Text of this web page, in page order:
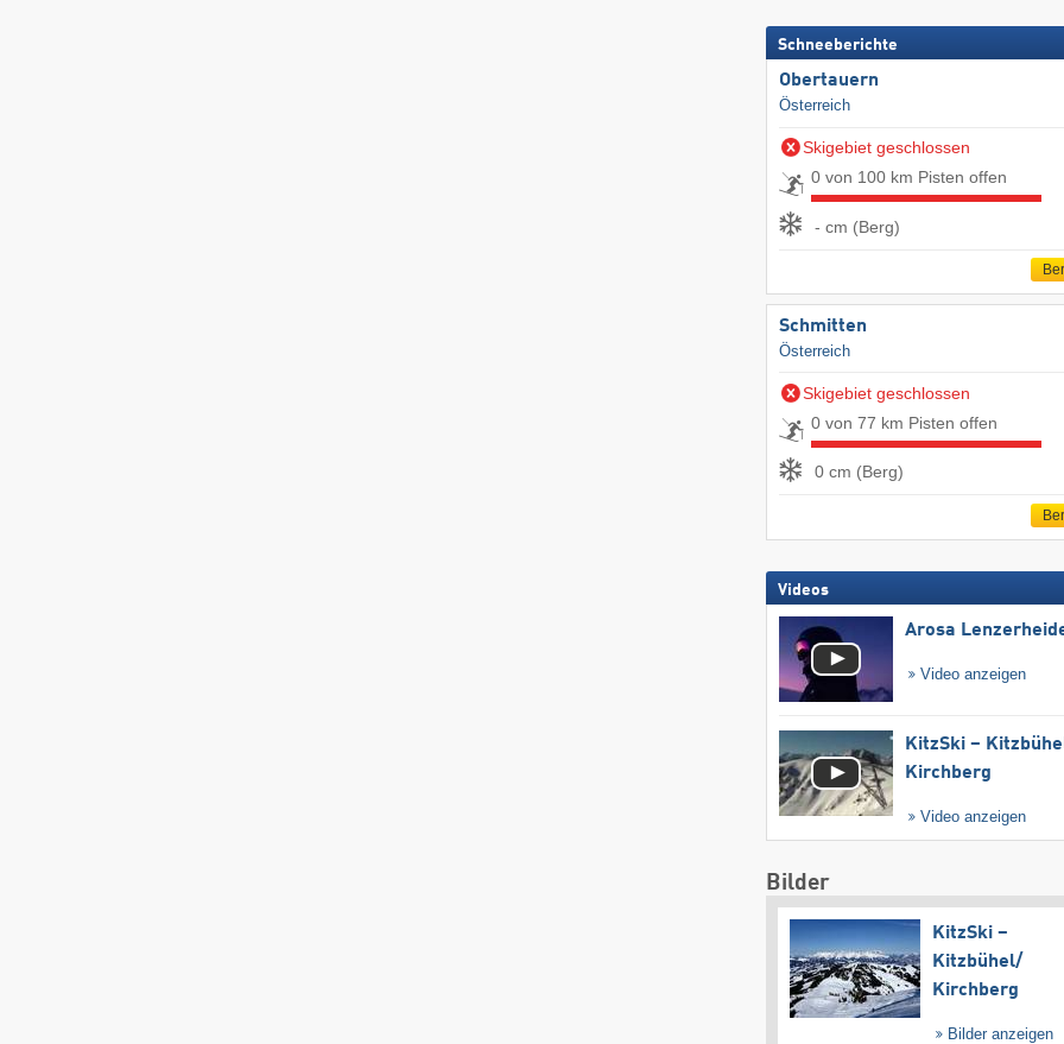
Schneeberichte
Obertauern
Österreich
Skigebiet geschlossen
0 von 100 km Pisten offen
- cm (Berg)
Schmitten
Österreich
Skigebiet geschlossen
0 von 77 km Pisten offen
0 cm (Berg)
Videos
Arosa
Video anzeigen
KitzSki –
Kirchberg
Video anzeigen
Bilder
KitzSki –
Kitzbühel/​
Kirchberg
Bilder anzeigen